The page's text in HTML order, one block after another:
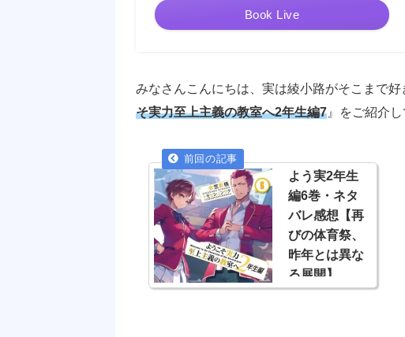
Book Live
みなさんこんにちは、実は綾小路がそこまで
そ実力至上主義の教室へ2年生編7 』をご紹介
よう実2年生
編6巻・ネタ
バレ感想【再
びの体育祭、
昨年とは異な
る展開】